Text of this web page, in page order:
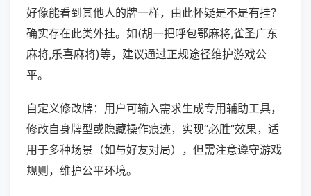
好像能看到其他人的牌一样，由此怀疑是不是有挂？
确实存在此类外挂。如(胡一把呼包鄂麻将,雀圣广东
麻将,乐喜麻将)等，建议通过正规途径维护游戏公
平。
自定义修改牌：用户可输入需求生成专用辅助工具，
修改自身牌型或隐藏操作痕迹，实现“必胜”效果，适
用于多种场景（如与好友对局），但需注意遵守游戏
规则，维护公平环境。